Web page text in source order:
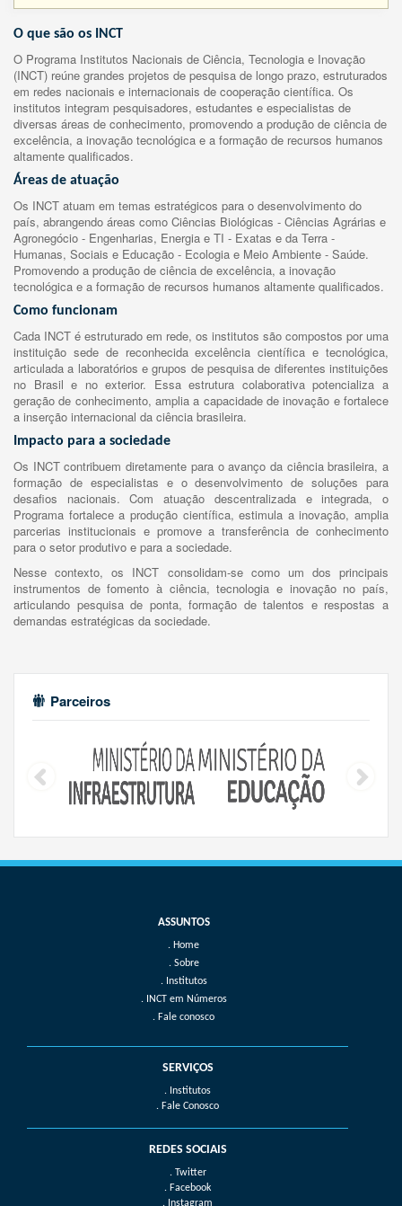
O que são os INCT
O Programa Institutos Nacionais de Ciência, Tecnologia e Inovação
(INCT) reúne grandes projetos de pesquisa de longo prazo, estruturados
em redes nacionais e internacionais de cooperação científica. Os
institutos integram pesquisadores, estudantes e especialistas de
diversas áreas de conhecimento, promovendo a produção de ciência de
excelência, a inovação tecnológica e a formação de recursos humanos
altamente qualificados.
Áreas de atuação
Os INCT atuam em temas estratégicos para o desenvolvimento do
país, abrangendo áreas como Ciências Biológicas - Ciências Agrárias e
Agronegócio - Engenharias, Energia e TI - Exatas e da Terra -
Humanas, Sociais e Educação - Ecologia e Meio Ambiente - Saúde.
Promovendo a produção de ciência de excelência, a inovação
tecnológica e a formação de recursos humanos altamente qualificados.
Como funcionam
Cada INCT é estruturado em rede, os institutos são compostos por uma
instituição sede de reconhecida excelência científica e tecnológica,
articulada a laboratórios e grupos de pesquisa de diferentes instituições
no Brasil e no exterior. Essa estrutura colaborativa potencializa a
geração de conhecimento, amplia a capacidade de inovação e fortalece
a inserção internacional da ciência brasileira.
Impacto para a sociedade
Os INCT contribuem diretamente para o avanço da ciência brasileira, a
formação de especialistas e o desenvolvimento de soluções para
desafios nacionais. Com atuação descentralizada e integrada, o
Programa fortalece a produção científica, estimula a inovação, amplia
parcerias institucionais e promove a transferência de conhecimento
para o setor produtivo e para a sociedade.
Nesse contexto, os INCT consolidam-se como um dos principais
instrumentos de fomento à ciência, tecnologia e inovação no país,
articulando pesquisa de ponta, formação de talentos e respostas a
demandas estratégicas da sociedade.
Parceiros
Home
Sobre
Institutos
INCT em Números
Fale conosco
SERVIÇOS
. Institutos
. Fale Conosco
REDES SOCIAIS
. Twitter
. Facebook
. Instagram